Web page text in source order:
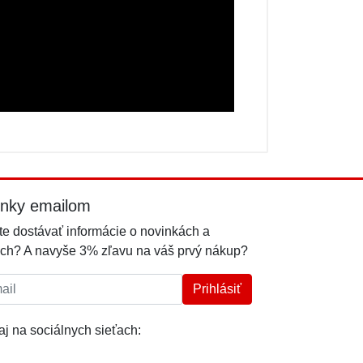
emailom
dostávať informácie o novinkách a
A navyše 3% zľavu na váš prvý nákup?
Prihlásiť
na sociálnych sieťach: